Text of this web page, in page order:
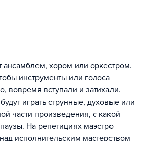
хором или оркестром.
инструменты или голоса
вовремя вступали и затихали.
играть струнные, духовые или
части произведения, с какой
На репетициях маэстро
исполнительским мастерством